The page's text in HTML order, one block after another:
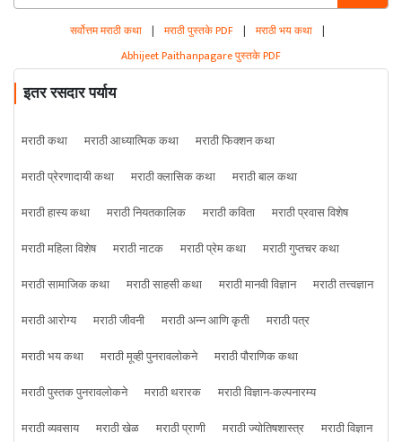
सर्वोत्तम मराठी कथा | मराठी पुस्तके PDF | मराठी भय कथा |
Abhijeet Paithanpagare पुस्तके PDF
इतर रसदार पर्याय
मराठी कथा मराठी आध्यात्मिक कथा
मराठी फिक्शन कथा
मराठी प्रेरणादायी कथा
मराठी क्लासिक कथा
मराठी बाल कथा
मराठी हास्य कथा
मराठी नियतकालिक मराठी कविता
मराठी प्रवास विशेष
मराठी महिला विशेष
मराठी नाटक मराठी प्रेम कथा
मराठी गुप्तचर कथा
मराठी सामाजिक कथा
मराठी साहसी कथा मराठी मानवी विज्ञान
मराठी तत्त्वज्ञान
मराठी आरोग्य
मराठी जीवनी मराठी अन्न आणि कृती
मराठी पत्र
मराठी भय कथा
मराठी मूव्ही पुनरावलोकने
मराठी पौराणिक कथा
मराठी पुस्तक पुनरावलोकने
मराठी थरारक
मराठी विज्ञान-कल्पनारम्य
मराठी व्यवसाय
मराठी खेळ मराठी प्राणी मराठी ज्योतिषशास्त्र मराठी विज्ञान